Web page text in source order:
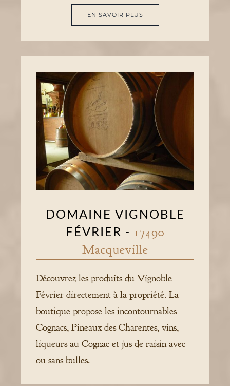
EN SAVOIR PLUS
DOMAINE VIGNOBLE
FÉVRIER - 17490
Macqueville
Découvrez les produits du Vignoble
Février directement à la propriété. La
boutique propose les incontournables
Cognacs, Pineaux des Charentes, vins,
liqueurs au Cognac et jus de raisin avec
ou sans bulles.